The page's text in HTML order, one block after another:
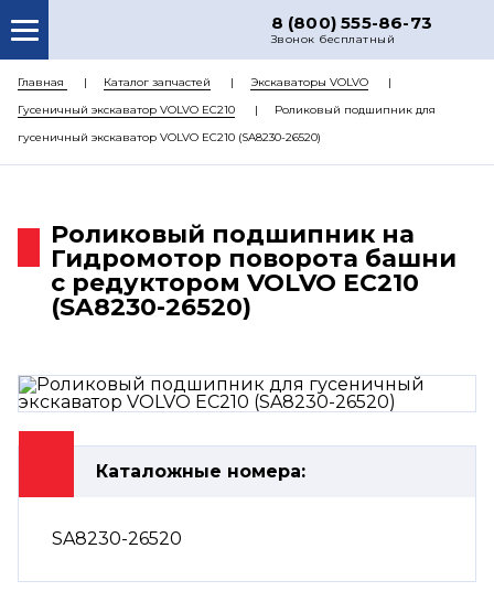
8 (800) 555-86-73
Звонок бесплатный
О НАС
КАТАЛОГ ЗАПЧАСТЕЙ
РЕМОНТ
ЦЕНЫ
КОНТАКТЫ
Главная Каталог запчастей
Экскаваторы VOLVO
Гусеничный экскаватор VOLVO EC210
Роликовый подшипник для
гусеничный экскаватор VOLVO EC210 (SA8230-26520)
Роликовый подшипник на
Гидромотор поворота башни
с редуктором VOLVO EC210
(SA8230-26520)
Каталожные номера:
SA8230-26520